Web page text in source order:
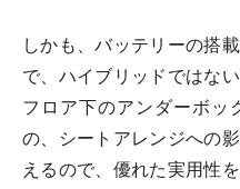
しかも、バッテリーの搭
で、ハイブリッドではな
フロア下のアンダーボッ
の、シートアレンジへの
えるので、優れた実用性